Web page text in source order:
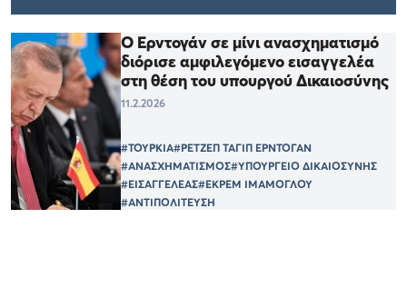
Ο Ερντογάν σε μίνι ανασχηματισμό
διόρισε αμφιλεγόμενο εισαγγελέα
στη θέση του υπουργού Δικαιοσύνης
11.2.2026
#ΤΟΥΡΚΙΑ#ΡΕΤΖΕΠ ΤΑΓΙΠ ΕΡΝΤΟΓΑΝ
#ΑΝΑΣΧΗΜΑΤΙΣΜΟΣ#ΥΠΟΥΡΓΕΙΟ ΔΙΚΑΙΟΣΥΝΗΣ
#ΕΙΣΑΓΓΕΛΕΑΣ#ΕΚΡΕΜ ΙΜΑΜΟΓΛΟΥ
#ΑΝΤΙΠΟΛΙΤΕΥΣΗ